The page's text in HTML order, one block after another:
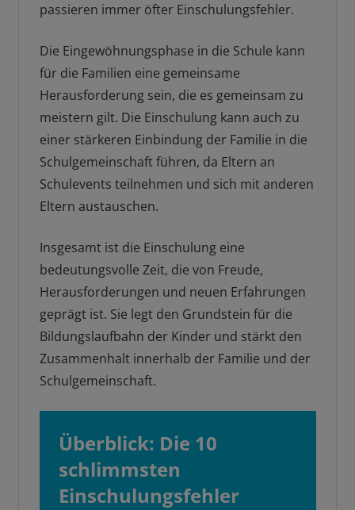
passieren immer öfter Einschulungsfehler.
Die Eingewöhnungsphase in die Schule kann
für die Familien eine gemeinsame
Herausforderung sein, die es gemeinsam zu
meistern gilt. Die Einschulung kann auch zu
einer stärkeren Einbindung der Familie in die
Schulgemeinschaft führen, da Eltern an
Schulevents teilnehmen und sich mit anderen
Eltern austauschen.
Insgesamt ist die Einschulung eine
bedeutungsvolle Zeit, die von Freude,
Herausforderungen und neuen Erfahrungen
geprägt ist. Sie legt den Grundstein für die
Bildungslaufbahn der Kinder und stärkt den
Zusammenhalt innerhalb der Familie und der
Schulgemeinschaft.
Überblick: Die 10
schlimmsten
Einschulungsfehler